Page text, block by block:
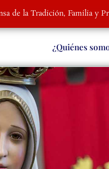
de la Tradición, Familia y
¿Quiénes